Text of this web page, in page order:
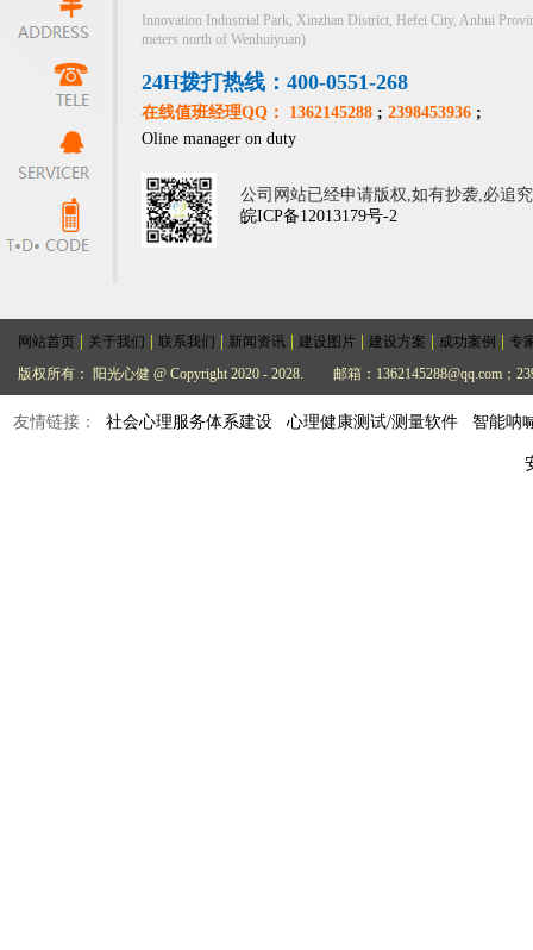
Innovation Industrial Park, Xinzhan District, Hefei City, Anhui
meters north of Wenhuiyuan)
24H拨打热线：400-0551-268
在线值班经理QQ： 1362145288 ; 2398453936 ;
Oline manager on duty
公司网站已经申请版权,如有抄袭,必追
皖ICP备12013179号-2
网站首页 关于我们 联系我们 新闻资讯 建设图片 建设方案 成功案例
专
版权所有： 阳光心健 @ Copyright 2020 - 2028.
邮箱：1362145288@qq.com；
友情链接： 社会心理服务体系建设 心理健康测试/测量软件 智能呐